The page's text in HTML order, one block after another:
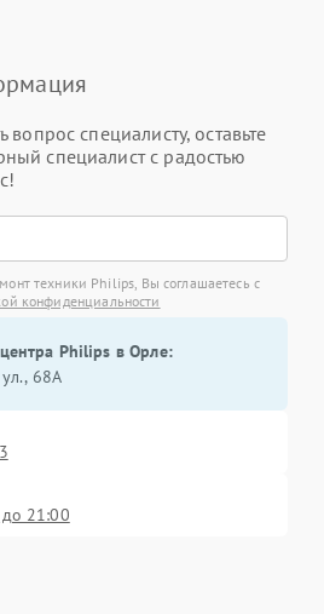
вопрос специалисту, оставьте
специалист с радостью
техники Philips, Вы соглашаетесь с
конфиденциальности
Philips в Орле:
68А
21:00